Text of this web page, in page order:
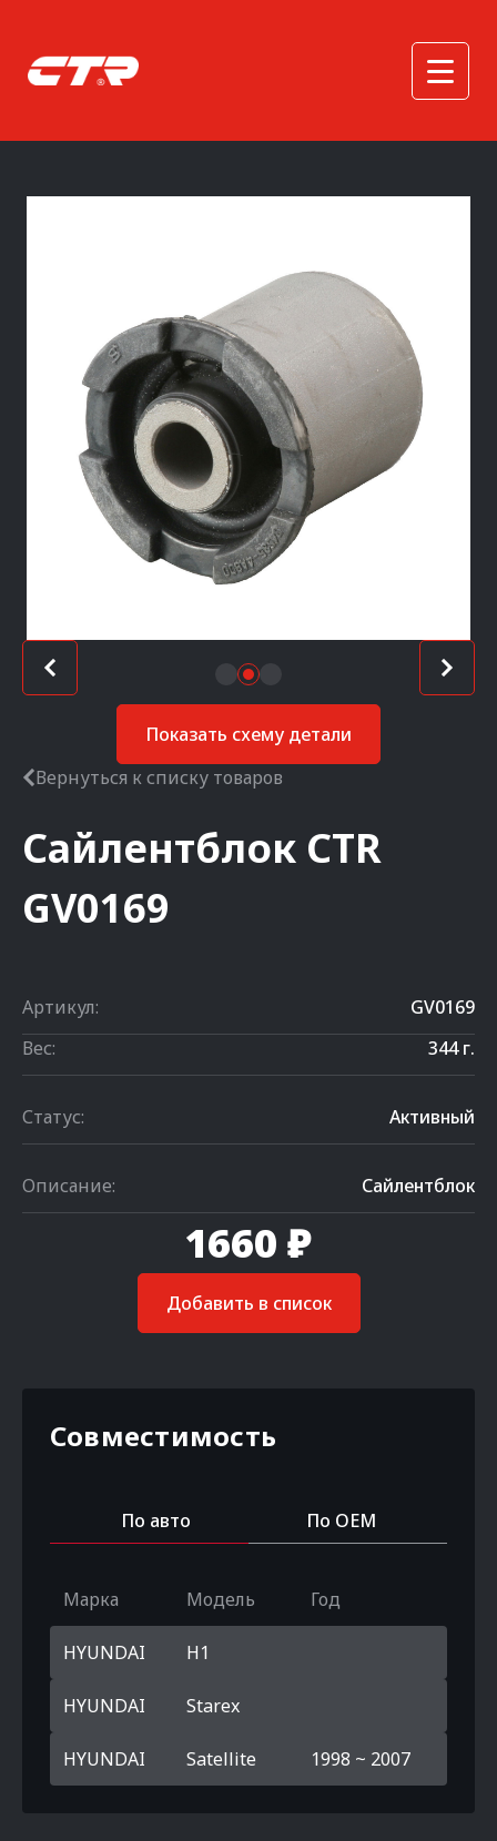
Показать схему детали
Вернуться к списку товаров
Сайлентблок CTR
GV0169
Артикул:
GV0169
Вес:
344 г.
Статус: Активный
Описание: Сайлентблок
1660 ₽
Добавить в список
Совместимость
По авто По OEM
Марка Модель Год
HYUNDAI H1
HYUNDAI Starex
HYUNDAI Satellite 1998 ~ 2007